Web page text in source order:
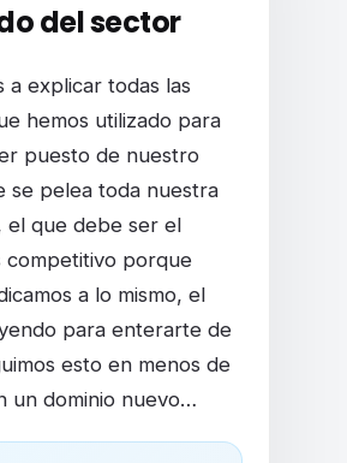
del sector
a explicar todas las
hemos utilizado para
puesto de nuestro
se pelea toda nuestra
el que debe ser el
competitivo porque
a lo mismo, el
para enterarte de
esto en menos de
un dominio nuevo…